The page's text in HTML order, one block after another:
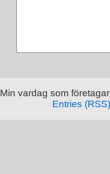
Min vardag som
Entries (RSS)